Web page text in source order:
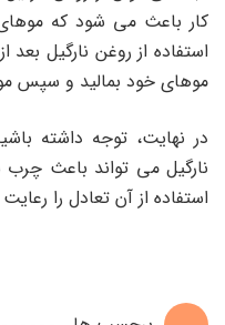
کار باعث می شود که
استفاده از روغن نارگیل
موهای خود بمالید و سپس
در نهایت، توجه داشته
نارگیل می تواند باعث
استفاده از آن تعادل را